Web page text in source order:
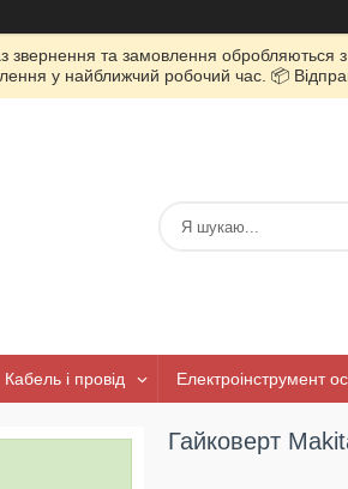
звернення та замовлення обробляються
у найближчий робочий час. 📦
Кабель і провід Електроінструмент
Гайковерт